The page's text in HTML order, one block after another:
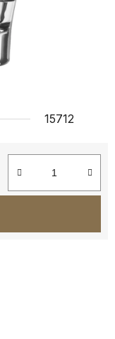
15712